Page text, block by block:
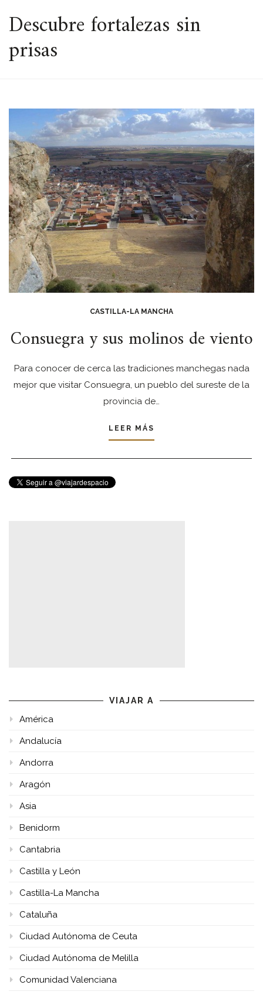
ESPACIO
Descubre fortalezas sin
prisas
CASTILLA-LA MANCHA
Consuegra y sus molinos de viento
Para conocer de cerca las tradiciones manchegas nada
mejor que visitar Consuegra, un pueblo del sureste de la
provincia de…
LEER MÁS
VIAJAR A
América
Andalucía
Andorra
Aragón
Asia
Benidorm
Cantabria
Castilla y León
Castilla-La Mancha
Cataluña
Ciudad Autónoma de Ceuta
Ciudad Autónoma de Melilla
Comunidad Valenciana